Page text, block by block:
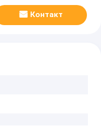
Контакт